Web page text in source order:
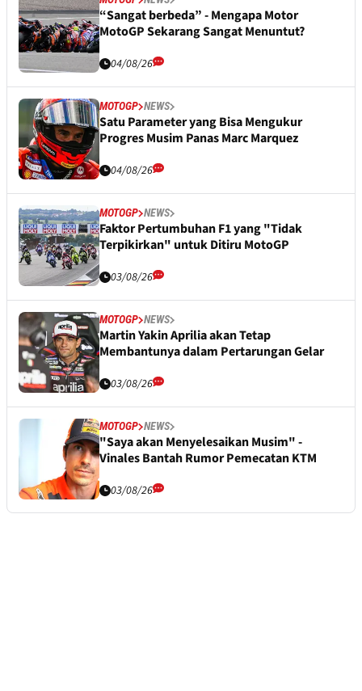
“Sangat berbeda” - Mengapa Motor
MotoGP Sekarang Sangat Menuntut?
04/08/26
MOTOGP NEWS
Satu Parameter yang Bisa Mengukur
Progres Musim Panas Marc Marquez
04/08/26
MOTOGP NEWS
Faktor Pertumbuhan F1 yang "Tidak
Terpikirkan" untuk Ditiru MotoGP
03/08/26
MOTOGP NEWS
Martin Yakin Aprilia akan Tetap
Membantunya dalam Pertarungan Gelar
03/08/26
MOTOGP NEWS
"Saya akan Menyelesaikan Musim" -
Vinales Bantah Rumor Pemecatan KTM
03/08/26